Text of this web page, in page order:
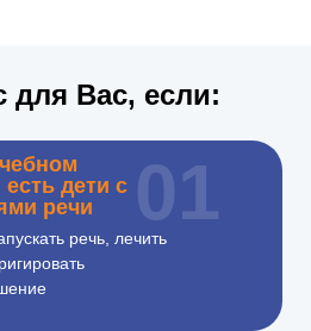
для Вас, если:
дети с
речи
речь, лечить
01